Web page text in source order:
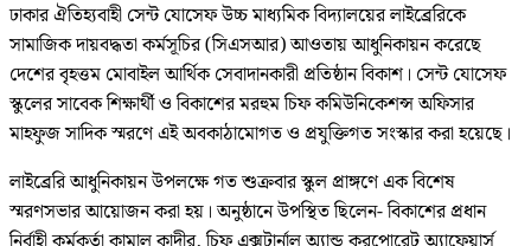
ঢাকার ঐতিহ্যবাহী সেন্ট যোসেফ উচ্চ মাধ্যমিক বিদ্যালয়ের লাইব্রেরিকে
সামাজিক দায়বদ্ধতা কর্মসূচির (সিএসআর) আওতায় আধুনিকায়ন করেছে
দেশের বৃহত্তম মোবাইল আর্থিক সেবাদানকারী প্রতিষ্ঠান বিকাশ। সেন্ট যোসেফ
স্কুলের সাবেক শিক্ষার্থী ও বিকাশের মরহুম চিফ কমিউনিকেশন্স অফিসার
মাহফুজ সাদিক স্মরণে এই অবকাঠামোগত ও প্রযুক্তিগত সংস্কার করা হয়েছে।
লাইব্রেরি আধুনিকায়ন উপলক্ষে গত শুক্রবার স্কুল প্রাঙ্গণে এক বিশেষ
স্মরণসভার আয়োজন করা হয়। অনুষ্ঠানে উপস্থিত ছিলেন- বিকাশের প্রধান